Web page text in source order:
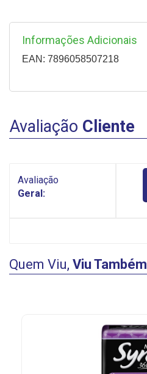
Informações Adicionais
EAN: 7896058507218
Avaliação Cliente
Avaliação
Geral:
Quem Viu, Viu Também